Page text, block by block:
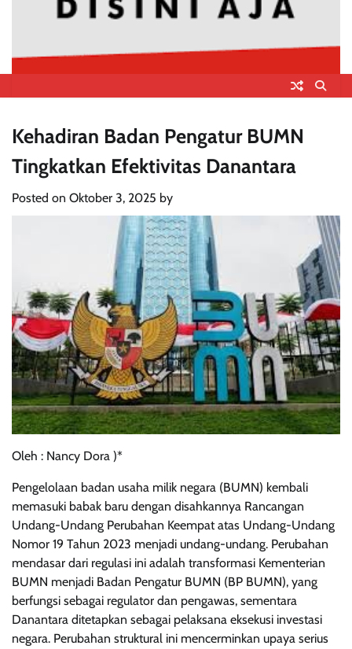
Kehadiran Badan Pengatur BUMN
Tingkatkan Efektivitas Danantara
Posted on Oktober 3, 2025 by
Oleh : Nancy Dora )*
Pengelolaan badan usaha milik negara (BUMN) kembali
memasuki babak baru dengan disahkannya Rancangan
Undang-Undang Perubahan Keempat atas Undang-Undang
Nomor 19 Tahun 2023 menjadi undang-undang. Perubahan
mendasar dari regulasi ini adalah transformasi Kementerian
BUMN menjadi Badan Pengatur BUMN (BP BUMN), yang
berfungsi sebagai regulator dan pengawas, sementara
Danantara ditetapkan sebagai pelaksana eksekusi investasi
negara. Perubahan struktural ini mencerminkan upaya serius